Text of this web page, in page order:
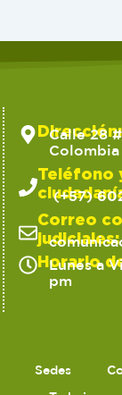
Dirección:
Calle 28
Colombia
Teléfono
(+57)
Correo
judiciales:
Horario
Lunes a
pm
Sedes